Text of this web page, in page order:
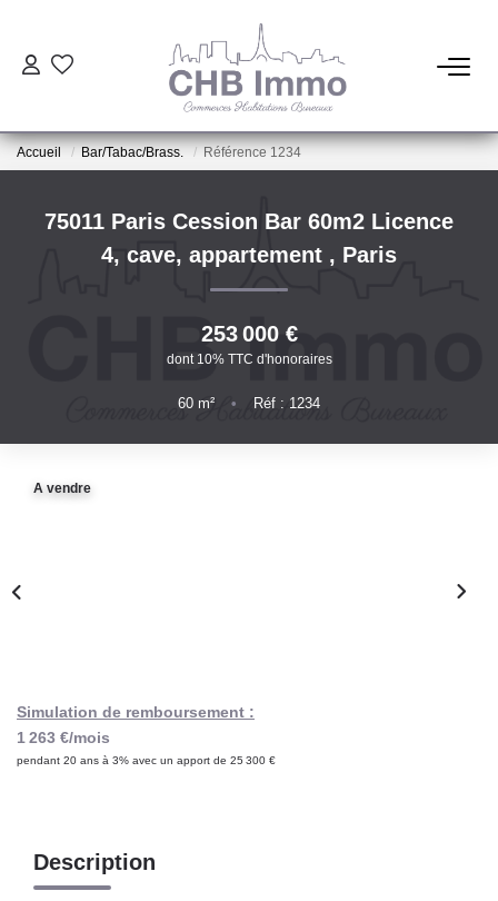
ESTIMATION
CESSIONS DE FONDS
NOTRE AGENCE
Accueil Bar/Tabac/Brass. Référence 1234
75011 Paris Cession Bar 60m2 Licence
4, cave, appartement , Paris
253 000 €
dont 10% TTC d'honoraires
60 m² • Réf : 1234
A vendre
Simulation de remboursement :
1 263 €/mois
pendant 20 ans à 3% avec un apport de 25 300 €
Description